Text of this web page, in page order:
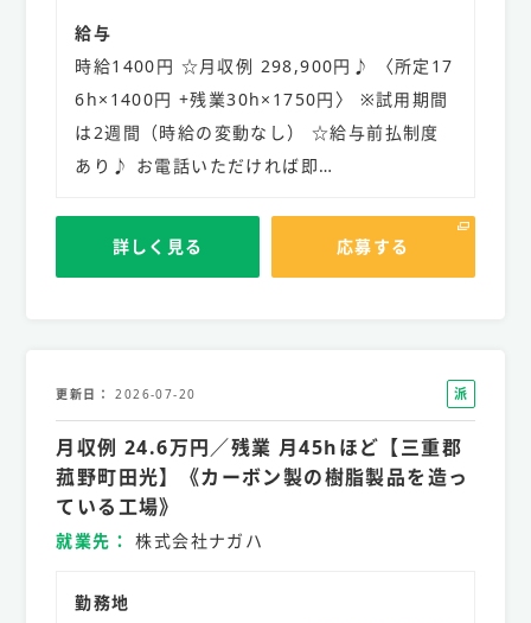
給与
時給1400円 ☆月収例 298,900円♪ 〈所定17
6h×1400円 +残業30h×1750円〉 ※試用期間
は2週間（時給の変動なし） ☆給与前払制度
あり♪ お電話いただければ即…
詳しく見る 応募する
更新日 2026-07-20
派
遣
社
員
月収例 24.6万円／残業 月45hほど【三重郡
菰野町田光】《カーボン製の樹脂製品を造っ
ている工場》
就業先 株式会社ナガハ
勤務地